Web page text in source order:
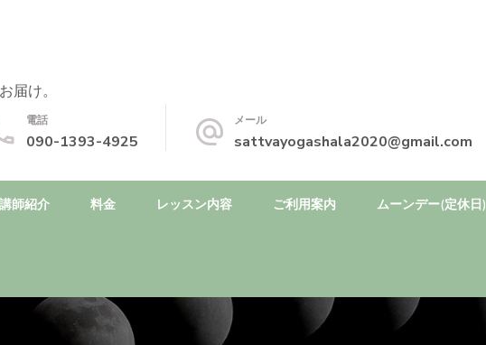
届け。
電話
090-1393-4925
メール
sattvayogashala2020@gmail.com
講師紹介 料金 レッスン内容 ご利用案内 ムーンデー(定休日)